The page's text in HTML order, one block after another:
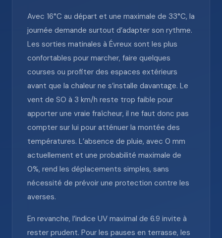
Avec 16°C au départ et une maximale de 33°C, la
journée demande surtout d’adapter son rythme.
Les sorties matinales à Évreux sont les plus
confortables pour marcher, faire quelques
courses ou profiter des espaces extérieurs
avant que la chaleur ne s’installe davantage. Le
vent de SO à 3 km/h reste trop faible pour
apporter une vraie fraîcheur, il ne faut donc pas
compter sur lui pour atténuer la montée des
températures. L’absence de pluie, avec 0 mm
actuellement et une probabilité maximale de
0%, rend les déplacements simples, sans
nécessité de prévoir une protection contre les
averses.
En revanche, l’indice UV maximal de 6.9 invite à
rester prudent. Pour les pauses en terrasse, les